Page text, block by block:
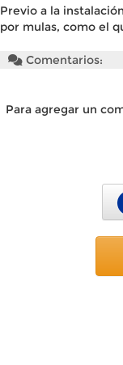
Previo a la
por mulas, como el
Comentarios:
Para agregar un